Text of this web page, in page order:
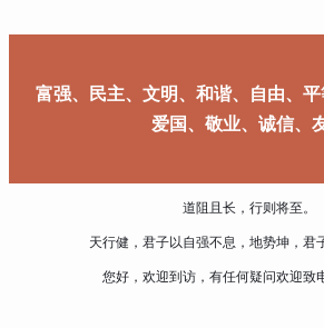
富强、民主、文明、和谐、自由、平
爱国、敬业、诚信、
道阻且长，行则将至。
天行健，君子以自强不息，地势坤，君
您好，欢迎到访，有任何疑问欢迎致